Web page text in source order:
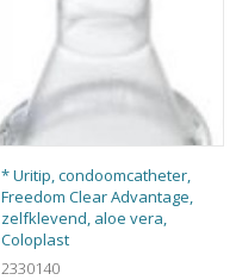
* Uritip, condoomcatheter,
Freedom Clear Advantage,
zelfklevend, aloe vera,
Coloplast
2330140